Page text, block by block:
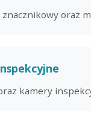
oraz
kamery